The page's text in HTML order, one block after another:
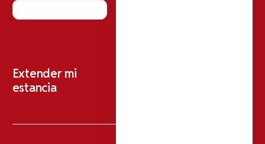
Extender mi
estancia